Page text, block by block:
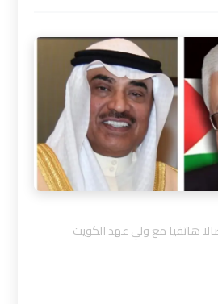
هاتفيا مع ولي عهد الكويت